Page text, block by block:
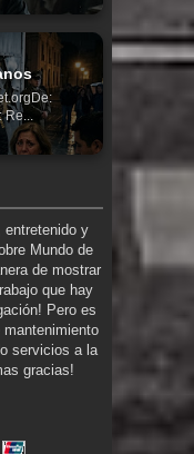
Re...
entretenido y
Mundo de
de mostrar
que hay
Pero es
servicios a la
gracias!